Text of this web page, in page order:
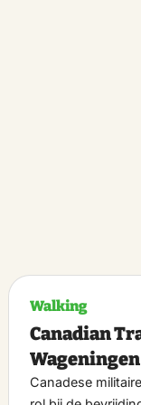
Walking
Canadian
Wageningen
Canadese